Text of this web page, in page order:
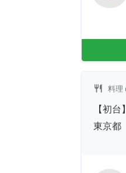
restaurant 料理
【初
東京都